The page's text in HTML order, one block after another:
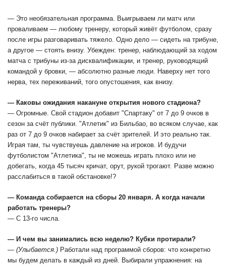
— Это необязательная программа. Выигрываем ли матч или
проваливаем — любому тренеру, который живёт футболом, сразу
после игры разговаривать тяжело. Одно дело — сидеть на трибуне,
а другое — стоять внизу. Убежден: тренер, наблюдающий за ходом
матча с трибуны из-за дисквалификации, и тренер, руководящий
командой у бровки, — абсолютно разные люди. Наверху нет того
нерва, тех переживаний, того опустошения, как внизу.
— Каковы ожидания накануне открытия нового стадиона?
— Огромные. Свой стадион добавит "Спартаку" от 7 до 9 очков в
сезон за счёт публики. "Атлетик" из Бильбао, во всяком случае, как
раз от 7 до 9 очков набирает за счёт зрителей. И это реально так.
Играя там, ты чувствуешь давление на игроков. И будучи
футболистом "Атлетика", ты не можешь играть плохо или не
добегать, когда 45 тысяч кричат, орут, рукой трогают. Разве можно
расслабиться в такой обстановке!?
— Команда собирается на сборы 20 января. А когда начали
работать тренеры?
— С 13-го числа.
— И чем вы занимались всю неделю? Кубки протирали?
— (Улыбается.) Работали над программой сборов: что конкретно
мы будем делать в каждый из дней. Выбирали упражнения: на